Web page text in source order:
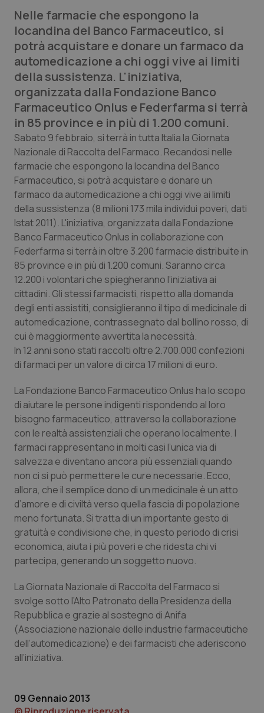
Lettere al direttore
Edizioni Regionali
QS Pro
Professionisti Sanitari.AI
Abruzzo
Basilicata
Calabria
Campania
Emilia-Romagna
Friuli Venezia Giulia
Lazio
Liguria
Marche
Molise
Piemonte
Provincia Autonoma di Bolzano
Provincia Autonoma di Trento
Puglia
Sardegna
Sicilia
Toscana
QS Pro Gold
Artrite & artrosi
Asma & BPCO
Car-T
Colesterolo & coronaropatie
Dermatite Atopica
Diabete & glucometri
Disturbi dell’umore
Donna & Salute
Epatiti
HIV
Infezioni & Febbre
Ipertensione & Scompenso
Malattie rare
Malattia di Crohn & Rettocolite Ulcerosa
Neuroscienze & patologie neurodegenerative
Obesità
QS Club Newsletter
Nelle farmacie che espongono la
locandina del Banco Farmaceutico, si
potrà acquistare e donare un farmaco da
automedicazione a chi oggi vive ai limiti
della sussistenza. L'iniziativa,
organizzata dalla Fondazione Banco
Farmaceutico Onlus e Federfarma si terrà
in 85 province e in più di 1.200 comuni.
Sabato 9 febbraio, si terrà in tutta Italia la Giornata
Nazionale di Raccolta del Farmaco. Recandosi nelle
farmacie che espongono la locandina del Banco
Farmaceutico, si potrà acquistare e donare un
farmaco da automedicazione a chi oggi vive ai limiti
della sussistenza (8 milioni 173 mila individui poveri, dati
Istat 2011). L'iniziativa, organizzata dalla Fondazione
Banco Farmaceutico Onlus in collaborazione con
Federfarma si terrà in oltre 3.200 farmacie distribuite in
85 province e in più di 1.200 comuni. Saranno circa
12.200 i volontari che spiegheranno l’iniziativa ai
cittadini. Gli stessi farmacisti, rispetto alla domanda
degli enti assistiti, consiglieranno il tipo di medicinale di
automedicazione, contrassegnato dal bollino rosso, di
cui è maggiormente avvertita la necessità.
In 12 anni sono stati raccolti oltre 2.700.000 confezioni
di farmaci per un valore di circa 17 milioni di euro.
La Fondazione Banco Farmaceutico Onlus ha lo scopo
di aiutare le persone indigenti rispondendo al loro
bisogno farmaceutico, attraverso la collaborazione
con le realtà assistenziali che operano localmente. I
farmaci rappresentano in molti casi l’unica via di
salvezza e diventano ancora più essenziali quando
non ci si può permettere le cure necessarie. Ecco,
allora, che il semplice dono di un medicinale è un atto
d’amore e di civiltà verso quella fascia di popolazione
meno fortunata. Si tratta di un importante gesto di
gratuità e condivisione che, in questo periodo di crisi
economica, aiuta i più poveri e che ridesta chi vi
partecipa, generando un soggetto nuovo.
La Giornata Nazionale di Raccolta del Farmaco si
svolge sotto l’Alto Patronato della Presidenza della
Repubblica e grazie al sostegno di Anifa
(Associazione nazionale delle industrie farmaceutiche
dell’automedicazione) e dei farmacisti che aderiscono
all’iniziativa.
09 Gennaio 2013